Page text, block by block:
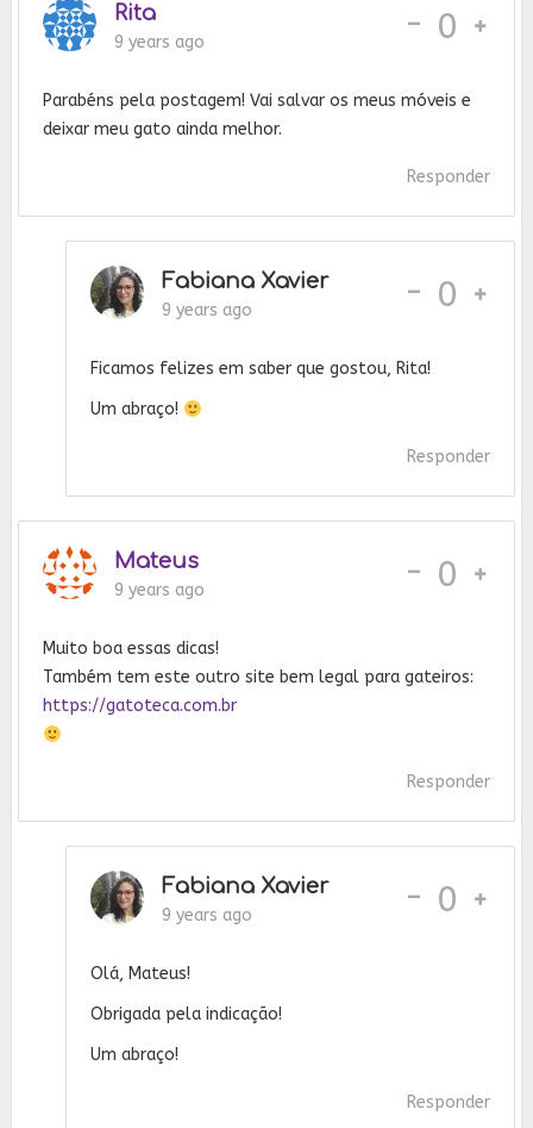
Rita
9 years ago - 0
Parabéns pela postagem! Vai salvar os meus móveis e
deixar meu gato ainda melhor.
Responder
Fabiana Xavier
9 years ago - 0
Ficamos felizes em saber que gostou, Rita!
Um abraço!
Responder
Mateus
9 years ago - 0
Muito boa essas dicas!
Também tem este outro site bem legal para gateiros:
https://gatoteca.com.br
Responder
Fabiana Xavier
9 years ago - 0
Olá, Mateus!
Obrigada pela indicação!
Um abraço!
Responder